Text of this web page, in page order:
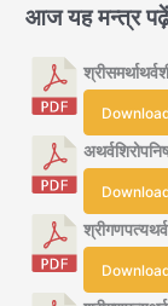
आज यह मन्त्र